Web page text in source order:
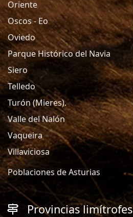
Oriente
Oscos - Eo
Oviedo
Parque Histórico del Navia
Siero
Telledo
Turón (Mieres).
Valle del Nalón
Vaqueira
Villaviciosa
Poblaciones de Asturias
Provincias limítrofes